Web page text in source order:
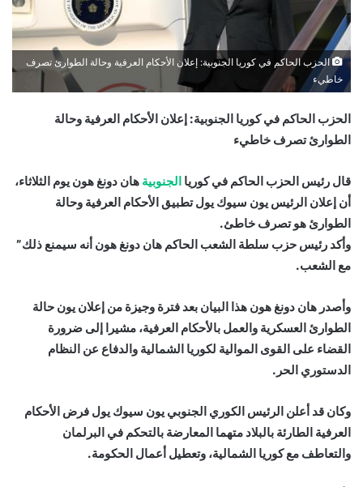
الحزب الحاكم في كوريا الجنوبية: إعلان الأحكام العرفية وحالة الطوارئ تصرف
خاطيء
الحزب الحاكم في كوريا الجنوبية: إعلان الأحكام العرفية وحالة
الطوارئ تصرف خاطيء
قال رئيس الحزب الحاكم في كوريا الجنوبية هان دونغ هون يوم الثلاثاء،
أن إعلان الرئيس يون سيوك يول تطبيق الأحكام العرفية وحالة
الطوارئ هو تصرف خاطئ.
وأكد رئيس حزب سلطة الشعب الحاكم هان دونغ هون أنه سيمنع ذلك”
مع الشعب.
وأصدر هان دونغ هون هذا البيان بعد فترة وجيزة من إعلان يون حالة
الطوارئ العسكرية والعمل بالأحكام العرفية، مشيرا إلى ضرورة
القضاء على القوى الموالية لكوريا الشمالية والدفاع عن النظام
الدستوري الحر.
وكان قد أعلن الرئيس الكوري الجنوبي يون سيوك يول فرض الأحكام
العرفية الطارئة بالبلاد متهما المعارضة بالتحكم في البرلمان
والتعاطف مع كوريا الشمالية، وتعطيل أعمال الحكومة.